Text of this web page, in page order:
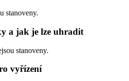
stanoveny.
a jak je lze uhradit
stanoveny.
vyřízení